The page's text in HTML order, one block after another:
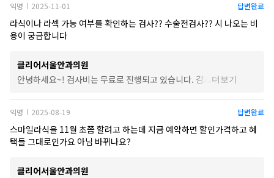
앞으로도 불편하신 부분을 지속적으로 살피며 최대한 편안한 시야를 유지하실 수
있도록 도와드리겠습니다. 증상이 계속 신경 쓰이신다면 언제든지 내원하시어
익명 | 2025-11-01 답변완료
라식이나 라섹 가능 여부를 확인하는 검사?? 수술전검사?? 시 나오는 비
용이 궁금합니다
클리어서울안과의원
안녕하세요~! 검사비는 무료로 진행되고 있습니다. 감사합니다.
더보기
익명 | 2025-08-19 답변완료
스마일라식을 11월 초쯤 할려고 하는데 지금 예약하면 할인가격하고 혜
택들 그대로인가요 아님 바뀌나요?
클리어서울안과의원